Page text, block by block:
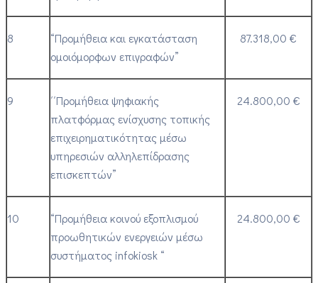
8
“Προμήθεια και εγκατάσταση
ομοιόμορφων επιγραφών”
87.318,00 €
9
΄΄Προμήθεια ψηφιακής
πλατφόρμας ενίσχυσης τοπικής
επιχειρηματικότητας μέσω
υπηρεσιών αλληλεπίδρασης
επισκεπτών”
24.800,00 €
10
“Προμήθεια κοινού εξοπλισμού
προωθητικών ενεργειών μέσω
συστήματος infokiosk “
24.800,00 €